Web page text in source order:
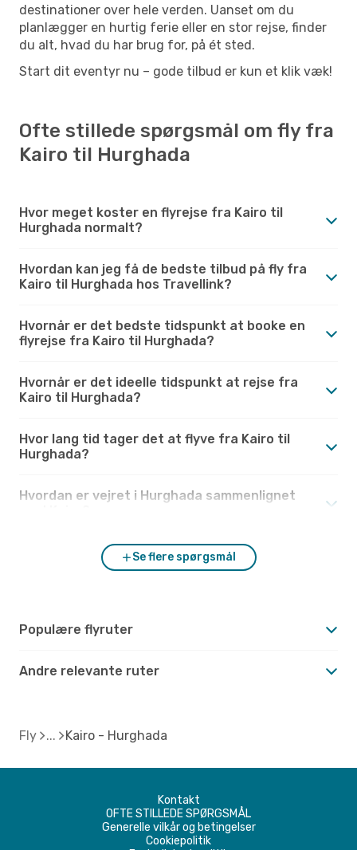
destinationer over hele verden. Uanset om du
planlægger en hurtig ferie eller en stor rejse, finder
du alt, hvad du har brug for, på ét sted.
Start dit eventyr nu – gode tilbud er kun et klik væk!
Ofte stillede spørgsmål om fly fra
Kairo til Hurghada
Hvor meget koster en flyrejse fra Kairo til
Hurghada normalt?
Hvordan kan jeg få de bedste tilbud på fly fra
Kairo til Hurghada hos Travellink?
Hvornår er det bedste tidspunkt at booke en
flyrejse fra Kairo til Hurghada?
Hvornår er det ideelle tidspunkt at rejse fra
Kairo til Hurghada?
Hvor lang tid tager det at flyve fra Kairo til
Hurghada?
Hvordan er vejret i Hurghada sammenlignet
Se flere spørgsmål
Populære flyruter
Andre relevante ruter
Fly Kairo - Hurghada
Kontakt
OFTE STILLEDE SPØRGSMÅL
Generelle vilkår og betingelser
Cookiepolitik